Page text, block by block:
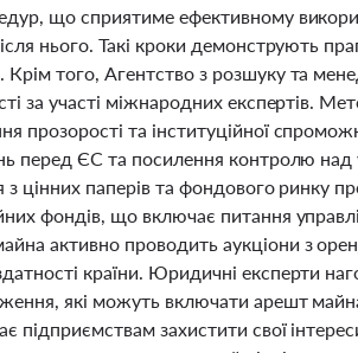
що сприятиме ефективному
нього. Такі кроки демонструють
того, Агентство з розшуку та
за участі міжнародних експертів.
прозорості та інституційної
перед ЄС та посилення контролю
з цінних паперів та фондового
фондів, що включає питання
активно проводить аукціони з
країни. Юридичні експерти
які можуть включати арешт
підприємствам захистити свої